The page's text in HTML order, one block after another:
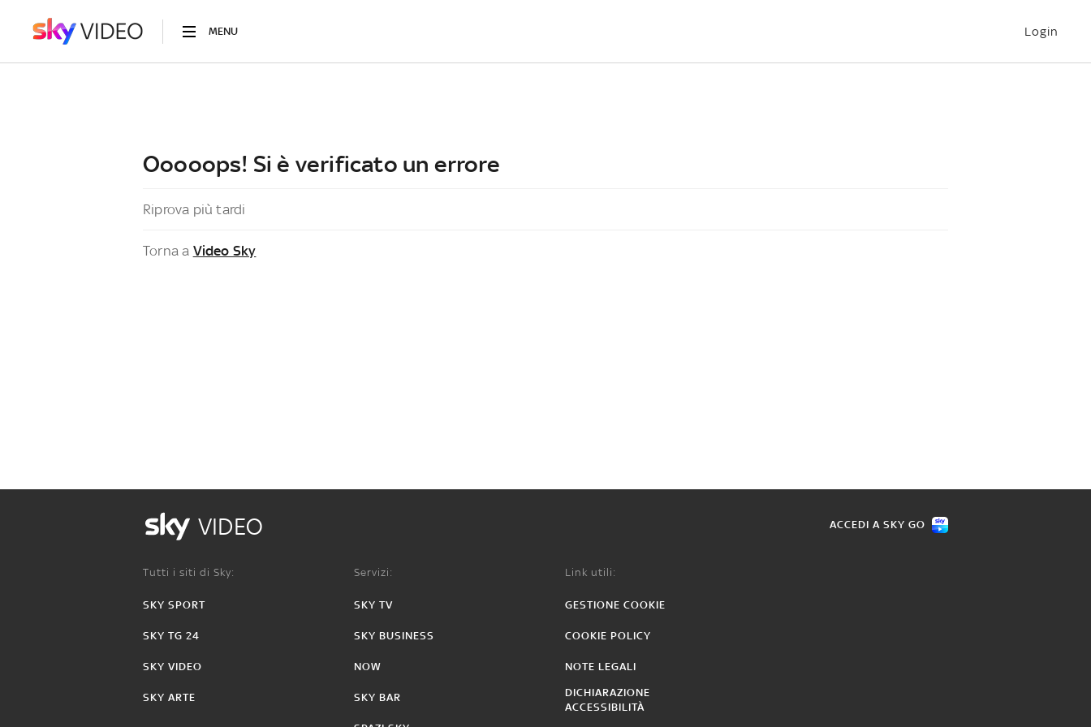
MENU Login
Ooooops! Si è verificato un errore
Riprova più tardi
Torna a Video Sky
VIDEO ACCEDI A SKY GO
Tutti i siti di Sky:
SKY SPORT
SKY TG 24
SKY VIDEO
SKY ARTE
Servizi:
SKY TV
SKY BUSINESS
NOW
SKY BAR
Link utili:
GESTIONE COOKIE
COOKIE POLICY
NOTE LEGALI
DICHIARAZIONE
ACCESSIBILITÀ